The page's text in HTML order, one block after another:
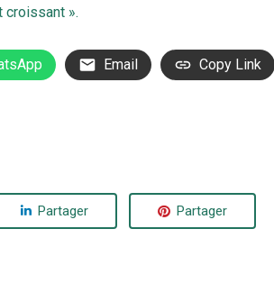
croissant ».
Email Copy Link
Partager Partager